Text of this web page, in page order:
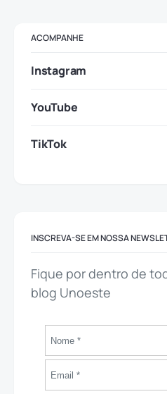
ACOMPANHE
Instagram
YouTube
TikTok
INSCREVA-SE EM NOSSA
Fique por dentro de
blog Unoeste